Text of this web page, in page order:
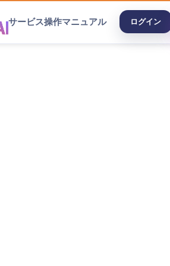
サービス操作マニュアル ログイン